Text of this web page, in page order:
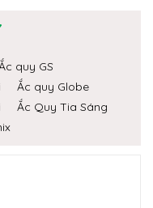
quy GS
Ắc quy Globe
Ắc Quy Tia Sáng